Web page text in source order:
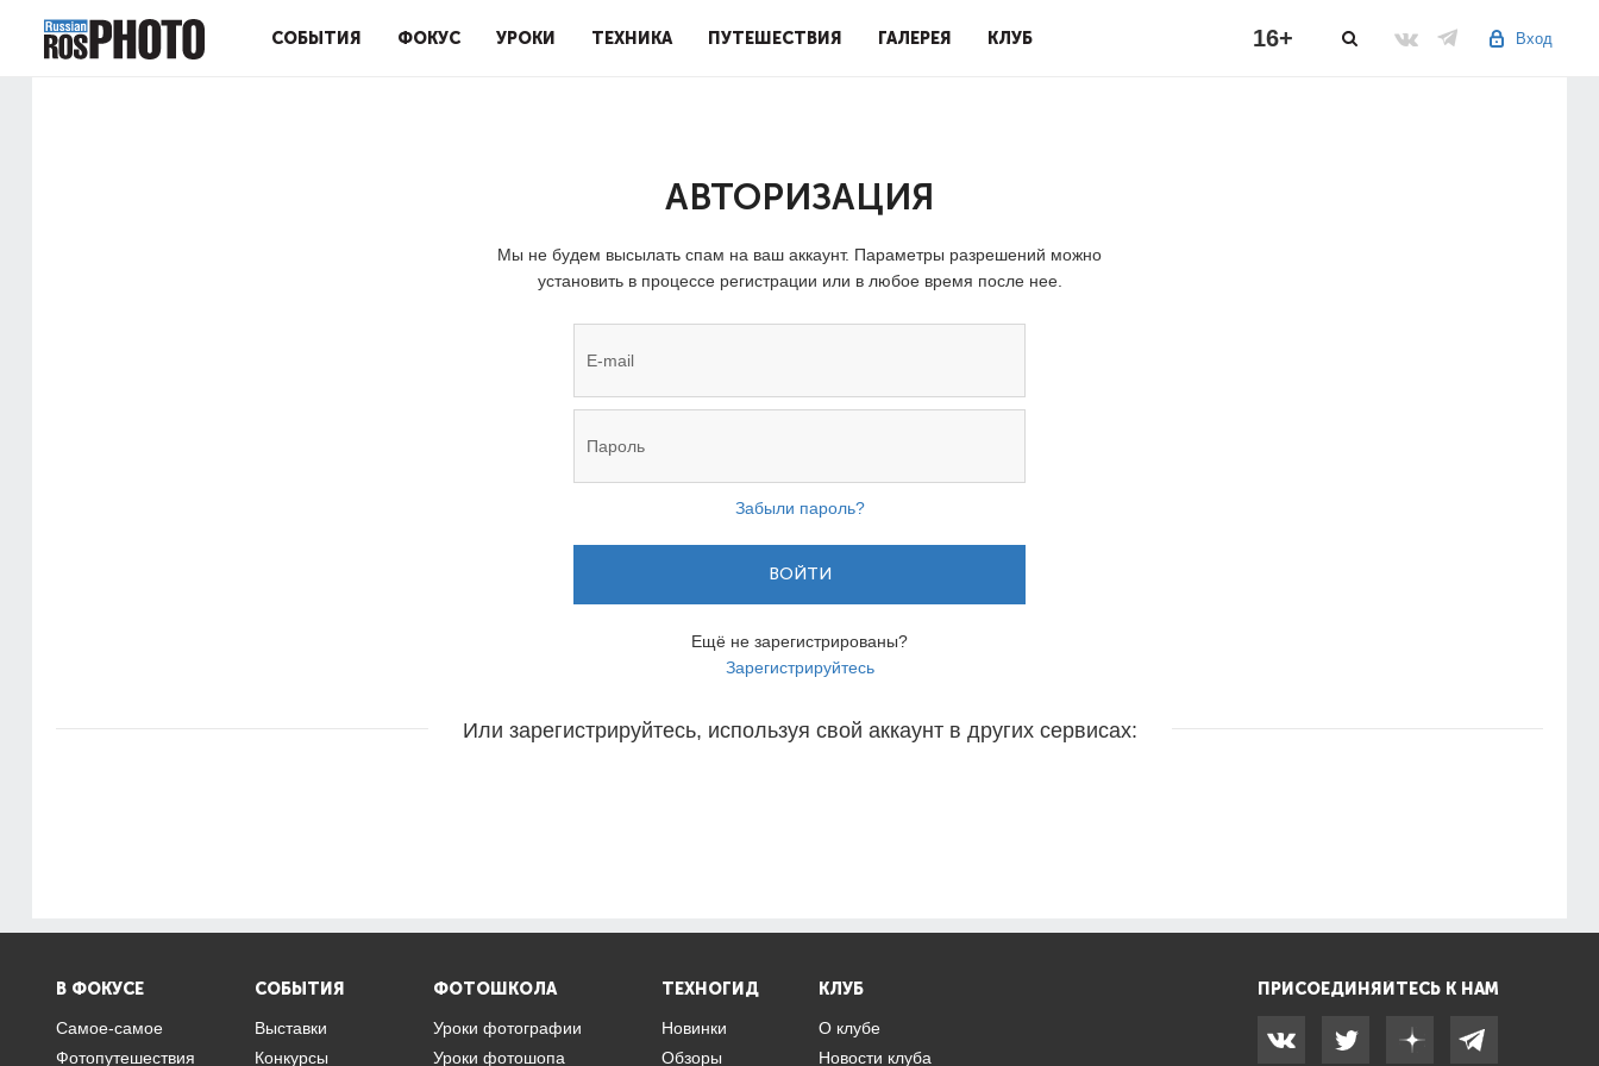
СОБЫТИЯ ФОКУС УРОКИ ТЕХНИКА ПУТЕШЕСТВИЯ ГАЛЕРЕЯ КЛУБ Вход
16+
АВТОРИЗАЦИЯ
Мы не будем высылать спам на ваш аккаунт. Параметры разрешений можно
установить в процессе регистрации или в любое время после нее.
Забыли пароль?
ВОЙТИ
Ещё не зарегистрированы?
Зарегистрируйтесь
Или зарегистрируйтесь, используя свой аккаунт в других сервисах:
В ФОКУСЕ
Самое-самое
Фотопутешествия
СОБЫТИЯ
Выставки
Конкурсы
ФОТОШКОЛА
Уроки фотографии
Уроки фотошопа
ТЕХНОГИД
Новинки
Обзоры
КЛУБ
О клубе
Новости клуба
ПРИСОЕДИНЯЙТЕСЬ К НАМ